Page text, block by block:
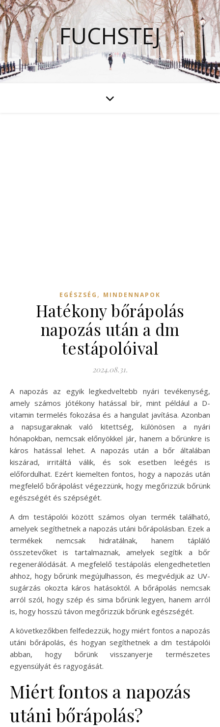
FUCHSTEJ
EGÉSZSÉG , MINDENNAPOK
Hatékony bőrápolás
napozás után a dm
testápolóival
2024.08.31.
A napozás az egyik legkedveltebb nyári tevékenység,
amely számos jótékony hatással bír, mint például a D-
vitamin termelés fokozása és a hangulat javítása. Azonban
a napsugaraknak való kitettség, különösen a nyári
hónapokban, nemcsak előnyökkel jár, hanem a bőrünkre is
káros hatással lehet. A napozás után a bőr általában
kiszárad, irritáltá válik, és sok esetben leégés is
előfordulhat. Ezért kiemelten fontos, hogy a napozás után
megfelelő bőrápolást végezzünk, hogy megőrizzük bőrünk
egészségét és szépségét.
A dm testápolói között számos olyan termék található,
amelyek segíthetnek a napozás utáni bőrápolásban. Ezek a
termékek nemcsak hidratálnak, hanem tápláló
összetevőket is tartalmaznak, amelyek segítik a bőr
regenerálódását. A megfelelő testápolás elengedhetetlen
ahhoz, hogy bőrünk megújulhasson, és megvédjük az UV-
sugárzás okozta káros hatásoktól. A bőrápolás nemcsak
arról szól, hogy szép és sima bőrünk legyen, hanem arról
is, hogy hosszú távon megőrizzük bőrünk egészségét.
A következőkben felfedezzük, hogy miért fontos a napozás
utáni bőrápolás, és hogyan segíthetnek a dm testápolói
abban, hogy bőrünk visszanyerje természetes
egyensúlyát és ragyogását.
Miért fontos a napozás
utáni bőrápolás?